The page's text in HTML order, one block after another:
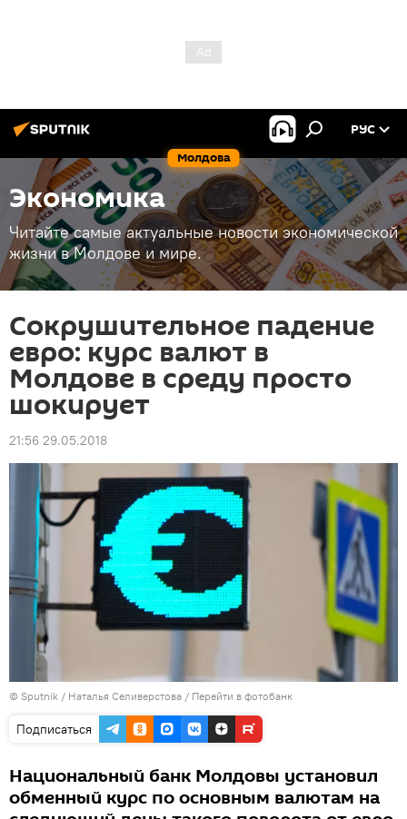
Молдова
РУС
Экономика
Читайте самые актуальные новости экономической
жизни в Молдове и мире.
Сокрушительное падение
евро: курс валют в
Молдове в среду просто
шокирует
21:56 29.05.2018
© Sputnik / Наталья Селиверстова / Перейти в фотобанк
Подписаться
Национальный банк Молдовы установил
обменный курс по основным валютам на